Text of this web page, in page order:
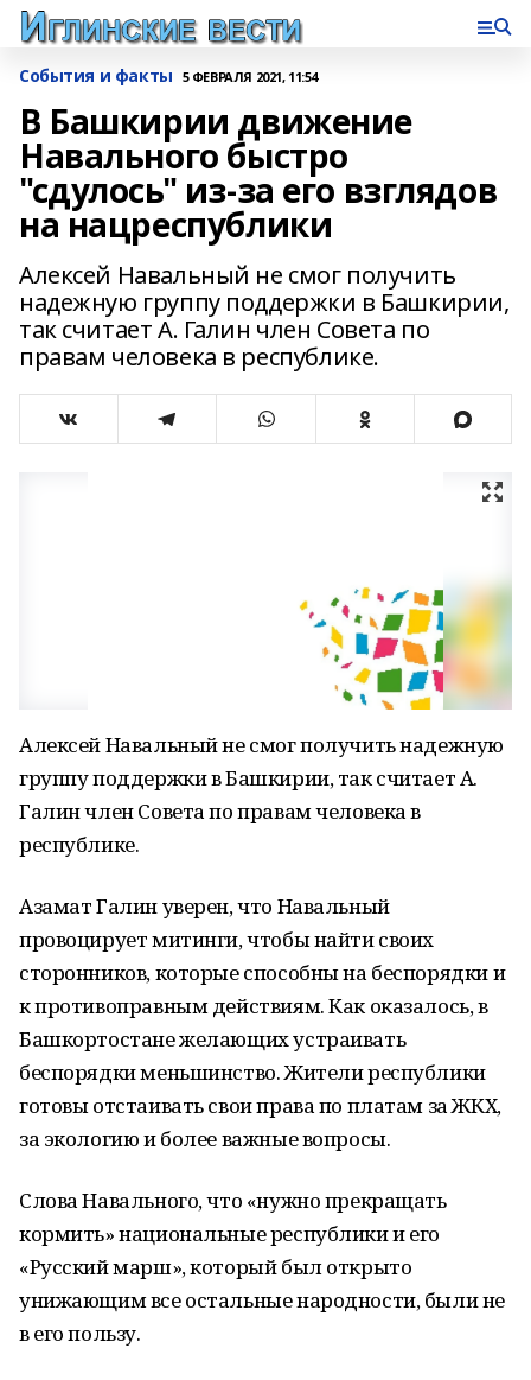
События и факты 5 ФЕВРАЛЯ 2021, 11:54
В Башкирии движение
Навального быстро
"сдулось" из-за его взглядов
на нацреспублики
Алексей Навальный не смог получить
надежную группу поддержки в Башкирии,
так считает А. Галин член Совета по
правам человека в республике.
Алексей Навальный не смог получить надежную
группу поддержки в Башкирии, так считает А.
Галин член Совета по правам человека в
республике.
Азамат Галин уверен, что Навальный
провоцирует митинги, чтобы найти своих
сторонников, которые способны на беспорядки и
к противоправным действиям. Как оказалось, в
Башкортостане желающих устраивать
беспорядки меньшинство. Жители республики
готовы отстаивать свои права по платам за ЖКХ,
за экологию и более важные вопросы.
Слова Навального, что «нужно прекращать
кормить» национальные республики и его
«Русский марш», который был открыто
унижающим все остальные народности, были не
в его пользу.